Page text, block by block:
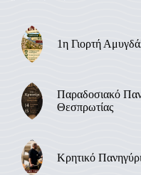
1η Γιορτή
Παραδοσιακό
Θεσπρωτίας
Κρητικό